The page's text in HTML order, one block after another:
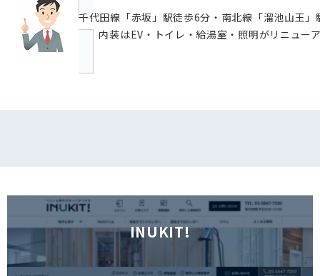
千代田線「赤坂」駅徒歩6分・南北線「溜池山王
す。内装はEV・トイレ・給湯室・照明がリニュー
INUKIT!